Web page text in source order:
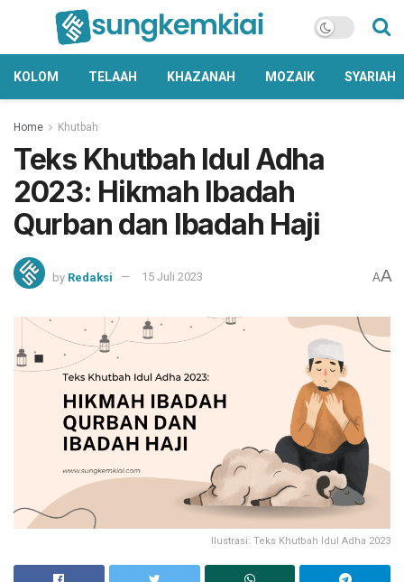
KOLOM TELAAH KHAZANAH MOZAIK SYARIAH
Home Khutbah
Teks Khutbah Idul Adha
2023: Hikmah Ibadah
Qurban dan Ibadah Haji
by Redaksi 15 Juli 2023 AA
Ilustrasi: Teks Khutbah Idul Adha 2023